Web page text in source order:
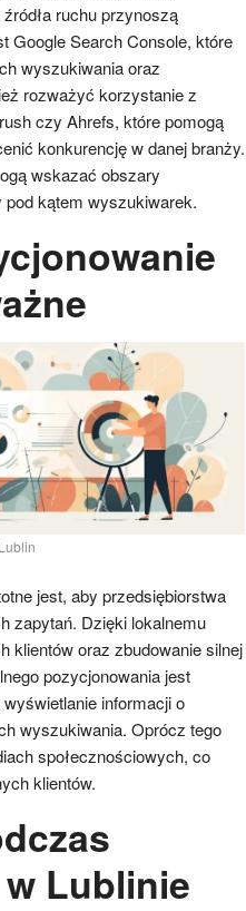
ruchu przynoszą
Google Search Console, które
wyszukiwania oraz
rozważyć korzystanie z
czy Ahrefs, które pomogą
konkurencję w danej branży.
wskazać obszary
kątem wyszukiwarek.
jest, aby przedsiębiorstwa
zapytań. Dzięki lokalnemu
klientów oraz zbudowanie silnej
pozycjonowania jest
informacji o
wyszukiwania. Oprócz tego
społecznościowych, co
klientów.
Lublinie